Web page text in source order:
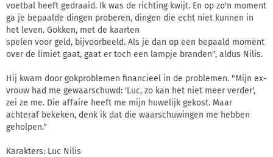
voetbal heeft gedraaid. Ik was de richting kwijt. En op zo'n moment
ga je bepaalde dingen proberen, dingen die echt niet kunnen in
het leven. Gokken, met de kaarten
spelen voor geld, bijvoorbeeld. Als je dan op een bepaald moment
over de limiet gaat, gaat er toch een lampje branden'', aldus Nilis.
Hij kwam door gokproblemen financieel in de problemen. "Mijn ex-
vrouw had me gewaarschuwd: 'Luc, zo kan het niet meer verder',
zei ze me. Die affaire heeft me mijn huwelijk gekost. Maar
achteraf bekeken, denk ik dat die waarschuwingen me hebben
geholpen."
Karakters: Luc Nilis